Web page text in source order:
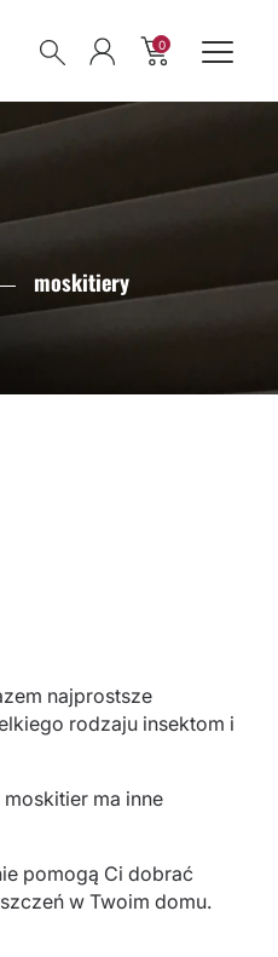
0
moskitiery
najprostsze
rodzaju insektom i
ma inne
pomogą Ci dobrać
w Twoim domu.